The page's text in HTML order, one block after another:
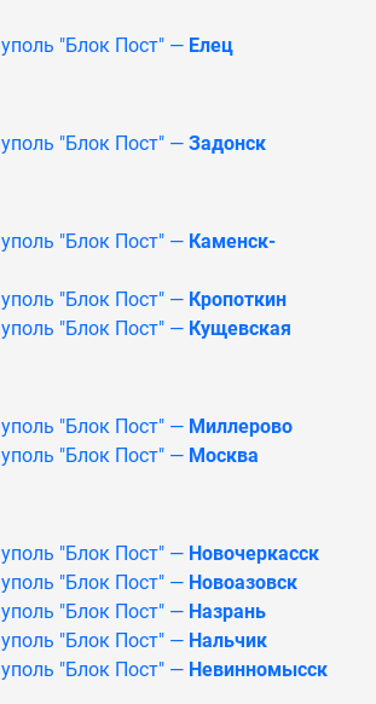
"Блок Пост" — Елец
"Блок Пост" — Задонск
"Блок Пост" — Каменск-
"Блок Пост" — Кропоткин
"Блок Пост" — Кущевская
"Блок Пост" — Миллерово
"Блок Пост" — Москва
"Блок Пост" — Новочеркасск
"Блок Пост" — Новоазовск
"Блок Пост" — Назрань
"Блок Пост" — Нальчик
"Блок Пост" — Невинномысск